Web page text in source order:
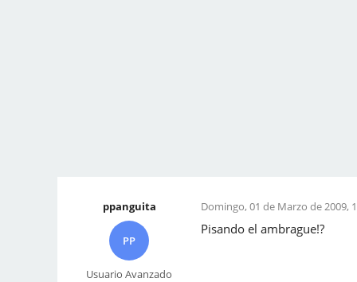
ppanguita
PP
Usuario Avanzado
Domingo, 01 de Marzo de 2009,
Pisando el ambrague!?